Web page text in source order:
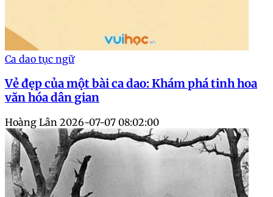
Ca dao tục ngữ
Vẻ đẹp của một bài ca dao: Khám phá tinh hoa
văn hóa dân gian
Hoàng Lân 2026-07-07 08:02:00